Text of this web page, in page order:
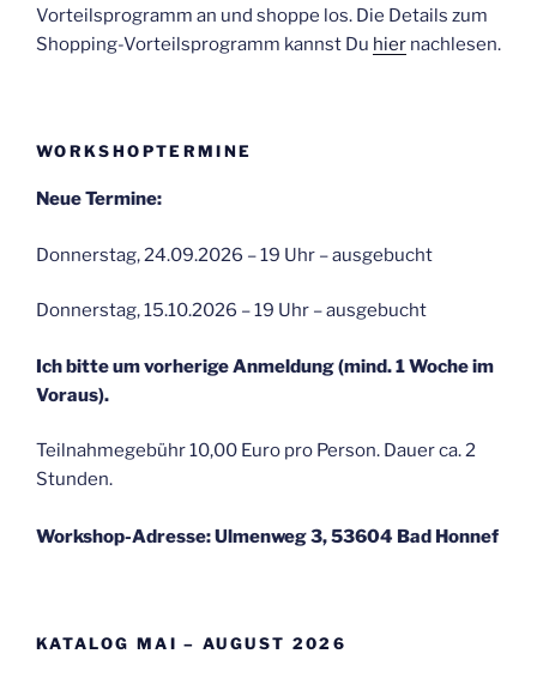
Vorteilsprogramm an und shoppe los. Die Details zum
Shopping-Vorteilsprogramm kannst Du hier nachlesen.
WORKSHOPTERMINE
Neue Termine:
Donnerstag, 24.09.2026 – 19 Uhr – ausgebucht
Donnerstag, 15.10.2026 – 19 Uhr – ausgebucht
Ich bitte um vorherige Anmeldung (mind. 1 Woche im
Voraus).
Teilnahmegebühr 10,00 Euro pro Person. Dauer ca. 2
Stunden.
Workshop-Adresse: Ulmenweg 3, 53604 Bad Honnef
KATALOG MAI – AUGUST 2026